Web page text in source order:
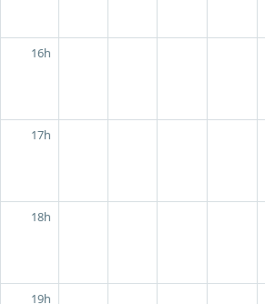
16h
17h
18h
19h